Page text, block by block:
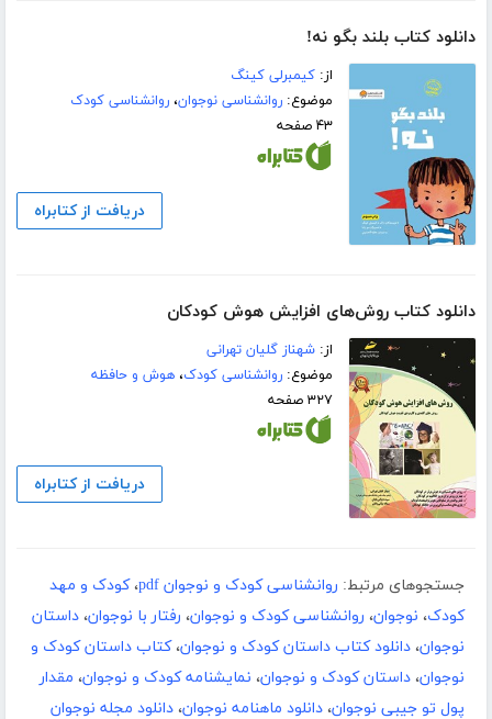
دانلود کتاب بلند بگو نه!
از:کیمبرلی کینگ
موضوع:روانشناسی نوجوان،روانشناسی کودک
۴۳ صفحه
دریافت از کتابراه
دانلود کتاب روش‌های افزایش هوش کودکان
از:شهناز گلیان تهرانی
موضوع:روانشناسی کودک،هوش و حافظه
۳۲۷ صفحه
دریافت از کتابراه
جستجوهای مرتبط: روانشناسی کودک و نوجوان pdf ،کودک و مهد
کودک، نوجوان، روانشناسی کودک و نوجوان، رفتار با نوجوان، داستان
نوجوان، دانلود کتاب داستان کودک و نوجوان،کتاب داستان کودک و
نوجوان، داستان کودک و نوجوان، نمایشنامه کودک و نوجوان، مقدار
پول تو جیبی نوجوان، دانلود ماهنامه نوجوان، دانلود مجله نوجوان